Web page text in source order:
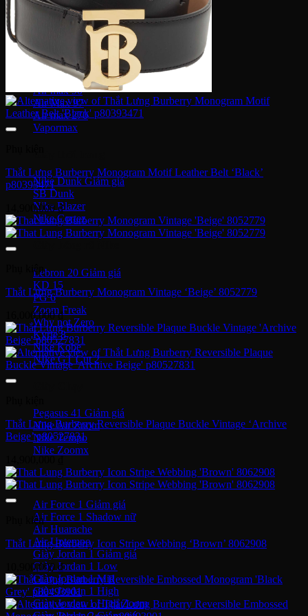
Human Race
Adidas Y-3
Nike Air Max
Air max 1
Air max 90
Air Max 97
Air max 270
Vapormax
Nike Dunk
SB Dunk
Nike Blazer
Nike Cortez
Lebron 20
KD 15
PG 6
Zoom Freak
Why not Zero
Kyrie 8
Nike Kobe
NIke GT Cut 2
Pegasus 41
Nike Air Zoom
Nike Tempo
Nike Zoomx
Nike Air
Air Force 1
Air Force 1 Shadow nữ
Air Huarache
Air Uptempo
Giày Jordan 1
Giày Jordan 1 Low
Giày Jordan 1 Mid
Giày Jordan 1 High
Giày Jordan 1 High Zoom
Thắt Lưng Burberry Monogram Motif Leather Belt ‘Black’
p80393471
14,900,000₫
Phụ kiện
Thắt Lưng Burberry Monogram Vintage ‘Beige’ 8052779
16,000,000₫
Thắt Lưng Burberry Reversible Plaque Buckle Vintage ‘Archive
Beige’ p80527831
Phụ kiện
Thắt Lưng Burberry Icon Stripe Webbing ‘Brown’ 8062908
10,900,000₫